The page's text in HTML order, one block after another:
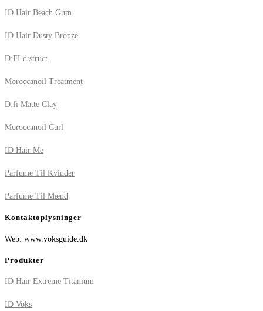
ID Hair Beach Gum
ID Hair Dusty Bronze
D:FI d:struct
Moroccanoil Treatment
D:fi Matte Clay
Moroccanoil Curl
ID Hair Me
Parfume Til Kvinder
Parfume Til Mænd
Kontaktoplysninger
Web: www.voksguide.dk
Produkter
ID Hair Extreme Titanium
ID Voks